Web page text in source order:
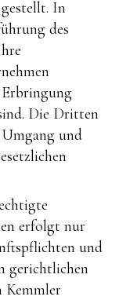
In
des
Die Dritten
und
erfolgt nur
und
gerichtlichen
Kemmler